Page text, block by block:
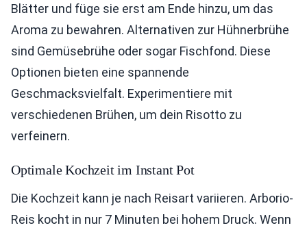
Blätter und füge sie erst am Ende hinzu, um das
Aroma zu bewahren. Alternativen zur Hühnerbrühe
sind Gemüsebrühe oder sogar Fischfond. Diese
Optionen bieten eine spannende
Geschmacksvielfalt. Experimentiere mit
verschiedenen Brühen, um dein Risotto zu
verfeinern.
Optimale Kochzeit im Instant Pot
Die Kochzeit kann je nach Reisart variieren. Arborio-
Reis kocht in nur 7 Minuten bei hohem Druck. Wenn